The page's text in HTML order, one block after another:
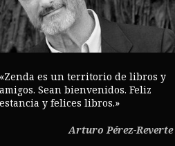
es un territorio de libros y
Sean bienvenidos. Feliz
y felices libros.»
Arturo Pérez-Reverte